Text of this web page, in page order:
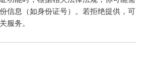
信息（如身份证号）。若拒绝提供，可
服务。